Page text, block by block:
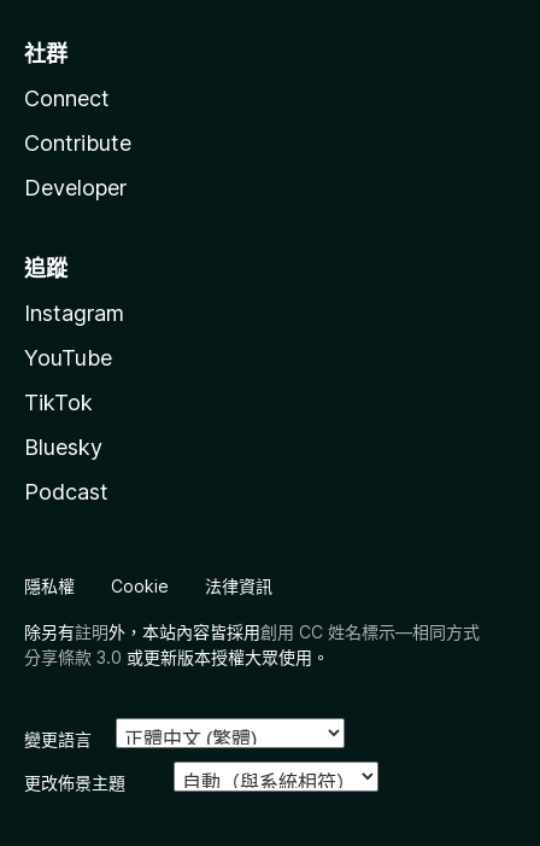
社群
Connect
Contribute
Developer
追蹤
Instagram
YouTube
TikTok
Bluesky
Podcast
隱私權 Cookie 法律資訊
除另有註明外，本站內容皆採用創用 CC 姓名標示—相同方式
分享條款 3.0 或更新版本授權大眾使用。
變更語言
更改佈景主題